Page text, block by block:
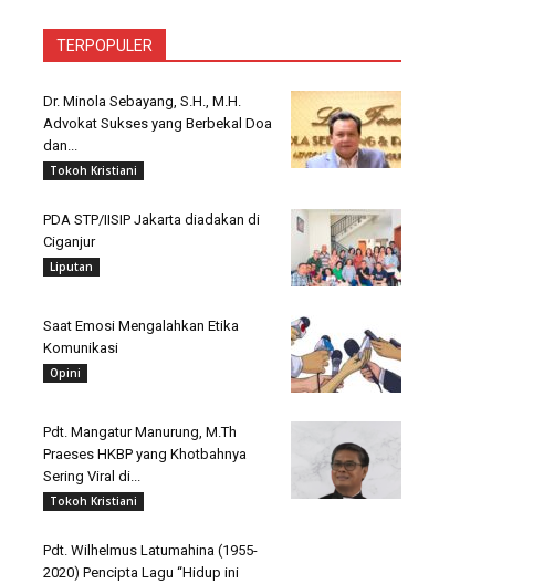
TERPOPULER
Dr. Minola Sebayang, S.H., M.H.
Advokat Sukses yang Berbekal Doa
dan...
Tokoh Kristiani
PDA STP/IISIP Jakarta diadakan di
Ciganjur
Liputan
Saat Emosi Mengalahkan Etika
Komunikasi
Opini
Pdt. Mangatur Manurung, M.Th
Praeses HKBP yang Khotbahnya
Sering Viral di...
Tokoh Kristiani
Pdt. Wilhelmus Latumahina (1955-
2020) Pencipta Lagu “Hidup ini